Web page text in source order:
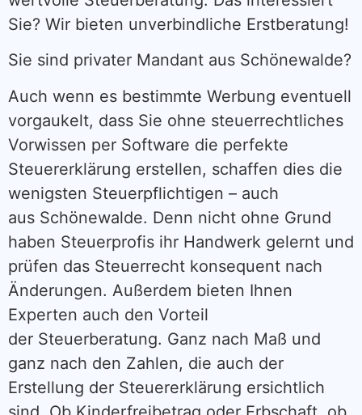
Sie? Wir bieten unverbindliche Erstberatung!
Sie sind privater Mandant aus Schönewalde?
Auch wenn es bestimmte Werbung eventuell
vorgaukelt, dass Sie ohne steuerrechtliches
Vorwissen per Software die perfekte
Steuererklärung erstellen, schaffen dies die
wenigsten Steuerpflichtigen – auch
aus Schönewalde. Denn nicht ohne Grund
haben Steuerprofis ihr Handwerk gelernt und
prüfen das Steuerrecht konsequent nach
Änderungen. Außerdem bieten Ihnen
Experten auch den Vorteil
der Steuerberatung. Ganz nach Maß und
ganz nach den Zahlen, die auch der
Erstellung der Steuererklärung ersichtlich